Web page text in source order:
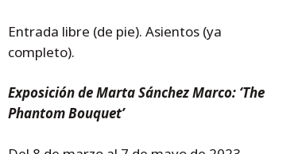
Entrada libre (de pie). Asientos (ya
completo).
Exposición de Marta Sánchez Marco: ‘The
Phantom Bouquet’